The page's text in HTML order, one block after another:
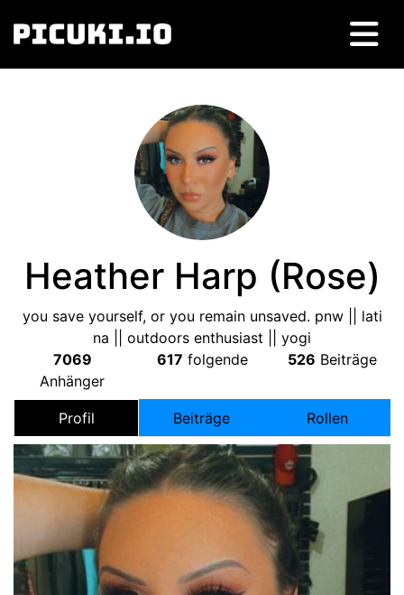
Heather Harp (Rose)
you save yourself, or you remain unsaved. pnw|| lati
na
outdoors enthusiast
yogi
7069
Anhänger
617 folgende 526 Beiträge
Profil Beiträge Rollen